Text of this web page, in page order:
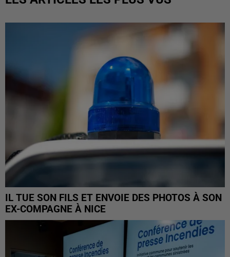
IL TUE SON FILS ET ENVOIE DES PHOTOS À SON
EX-COMPAGNE À NICE